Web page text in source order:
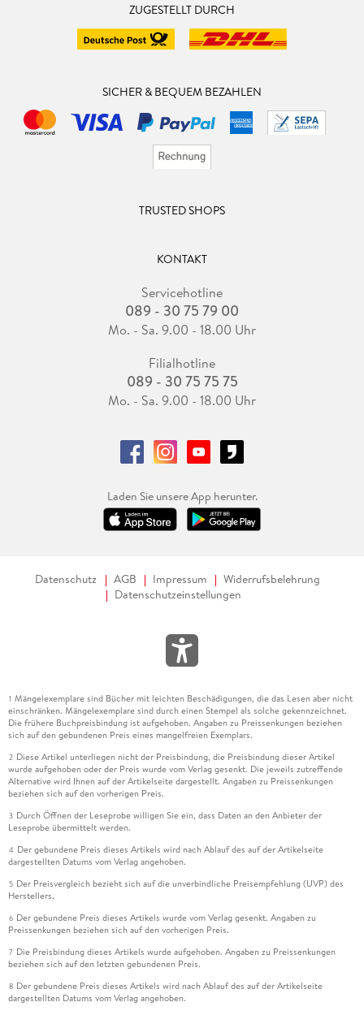
ZUGESTELLT DURCH
SICHER & BEQUEM BEZAHLEN
TRUSTED SHOPS
KONTAKT
Servicehotline
089 - 30 75 79 00
Mo. - Sa. 9.00 - 18.00 Uhr
Filialhotline
089 - 30 75 75 75
Mo. - Sa. 9.00 - 18.00 Uhr
Laden Sie unsere App herunter.
Datenschutz AGB Impressum
Widerrufsbelehrung
Datenschutzeinstellungen
1 Mängelexemplare sind Bücher mit leichten Beschädigungen, die das Lesen aber nicht
einschränken. Mängelexemplare sind durch einen Stempel als solche gekennzeichnet.
Die frühere Buchpreisbindung ist aufgehoben. Angaben zu Preissenkungen beziehen
sich auf den gebundenen Preis eines mangelfreien Exemplars.
2 Diese Artikel unterliegen nicht der Preisbindung, die Preisbindung dieser Artikel
wurde aufgehoben oder der Preis wurde vom Verlag gesenkt. Die jeweils zutreffende
Alternative wird Ihnen auf der Artikelseite dargestellt. Angaben zu Preissenkungen
beziehen sich auf den vorherigen Preis.
3 Durch Öffnen der Leseprobe willigen Sie ein, dass Daten an den Anbieter der
Leseprobe übermittelt werden.
4 Der gebundene Preis dieses Artikels wird nach Ablauf des auf der Artikelseite
dargestellten Datums vom Verlag angehoben.
5 Der Preisvergleich bezieht sich auf die unverbindliche Preisempfehlung (UVP) des
Herstellers.
6 Der gebundene Preis dieses Artikels wurde vom Verlag gesenkt. Angaben zu
Preissenkungen beziehen sich auf den vorherigen Preis.
7 Die Preisbindung dieses Artikels wurde aufgehoben. Angaben zu Preissenkungen
beziehen sich auf den letzten gebundenen Preis.
8 Der gebundene Preis dieses Artikels wird nach Ablauf des auf der Artikelseite
dargestellten Datums vom Verlag angehoben.